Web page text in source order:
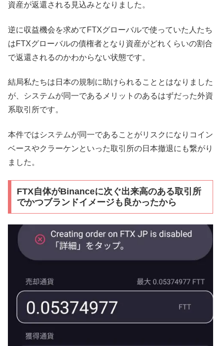
資産が返還される見込みとなりました。
逆に収益機会を求めてFTXグローバルで使っていた人たち
はFTXグローバルの債権者となり資産がどれくらいの割合
で返還されるのかわからない状態です。
結局私たちは日本の規制に助けられることとはなりました
が、システムが同一であるメリットのあるはずだった外資
系取引所です。
本件ではシステムが同一であることがリスクになりコイン
ベースやクラーケンといった取引所の日本撤退にも繋がり
ました。
FTX自体がBinanceに次ぐ出来高のある取引所
でかつブランドイメージも良かったから